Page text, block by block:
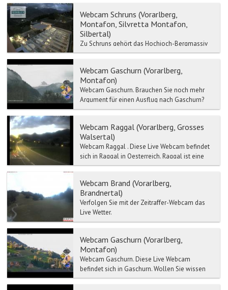
Webcam Schruns (Vorarlberg,
Montafon, Silvretta Montafon,
Silbertal)
Zu Schruns gehört das Hochjoch-Bergmassiv
der Verwallgruppe, welches durch Bergbahnen
Austragungsort von...
Webcam Gaschurn (Vorarlberg,
Montafon)
Webcam Gaschurn. Brauchen Sie noch mehr
Argument für einen Ausflug nach Gaschurn?
Ein Mausklick und schon sind Sie mit der Live
Webcam Raggal (Vorarlberg, Grosses
Walsertal)
Webcam Raggal . Diese Live Webcam befindet
sich in Raggal in Oesterreich. Raggal ist eine
Gemeinde in Österreich in Vorarlberg im Bez...
Webcam Brand (Vorarlberg,
Brandnertal)
Verfolgen Sie mit der Zeitraffer-Webcam das
Live Wetter.
Webcam Gaschurn (Vorarlberg,
Montafon)
Webcam Gaschurn. Diese Live Webcam
befindet sich in Gaschurn. Wollen Sie wissen
wie heute das in Gaschurn ist? Sehen Sie sich